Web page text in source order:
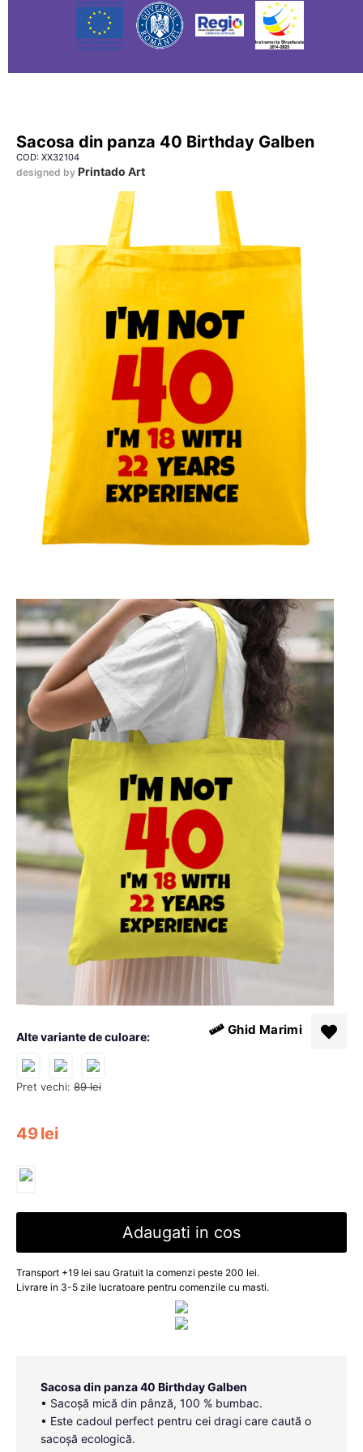
Sacosa din panza 40 Birthday Galben
COD: XX32104
designed by Printado Art
Pret vechi: 89 lei
49lei
Alte variante de culoare: Ghid Marimi
Adaugati in cos
Transport +19 lei sau Gratuit la comenzi peste 200 lei.
Livrare in 3-5 zile lucratoare pentru comenzile cu masti.
Sacosa din panza 40 Birthday Galben
• Sacoșă mică din pânză, 100 % bumbac.
• Este cadoul perfect pentru cei dragi care caută o
sacoșă ecologică.